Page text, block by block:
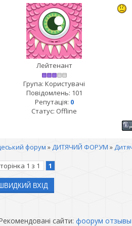
Лейтенант
Група: Користувачі
Повідомлень: 101
Репутація: 0
Статус: Offline
форум »ДИТЯЧИЙ ФОРУМ »
1 з 1 1
сайти: фоорум отзывы